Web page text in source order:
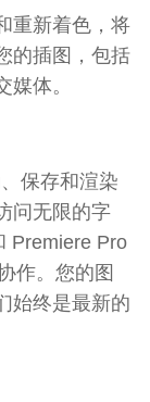
新着色，将
的插图，包括
体。
保存和渲染
问无限的字
Premiere Pro
作。您的图
始终是最新的